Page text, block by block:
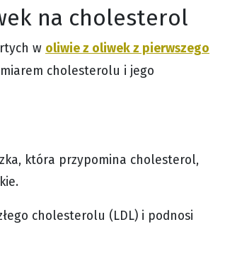
na cholesterol
w oliwie z oliwek z pierwszego
cholesterolu i jego
która przypomina cholesterol,
cholesterolu (LDL) i podnosi